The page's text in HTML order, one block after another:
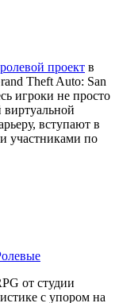
ролевой проект в
Theft Auto: San
игроки не просто
вступают в
участниками по
от студии
с упором на